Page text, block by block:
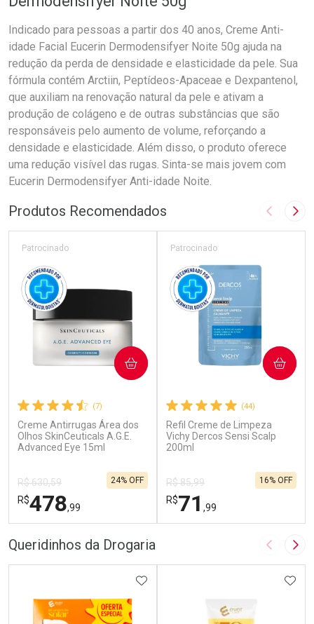
Indicado para pessoas a partir dos 40 anos, Creme Anti-
idade Facial Eucerin Dermodensifyer Noite 50g ajuda na
redução da perda de densidade e elasticidade da pele. Sua
fórmula contém Arctiin, Peptídeos-Apaceae e Dexpantenol,
que auxiliam na renovação natural da pele e ativam a
produção de colágeno e de outras substâncias que são
responsáveis pelo aumento de volume, reforçando a
densidade e elasticidade. Além disso, o produto oferece
uma redução visível das rugas. Sinta-se mais jovem com
Eucerin Dermodensifyer Anti-idade Noite.
Produtos Recomendados Imagem
(7)
Creme Antirrugas Área dos
Olhos SkinCeuticals A.G.E.
Advanced Eye 15ml
Patrocinado
R$ 630,59
R$478,99
24% OFF
COMPRAR
(44)
Refil Creme de Limpeza
Vichy Dercos Sensi Scalp
200ml
Patrocinado
R$ 85,99
R$71 ,99
16% OFF
COMPRAR
Queridinhos da Drogaria Imagem
ADICIONAR AOS FAVORITOS